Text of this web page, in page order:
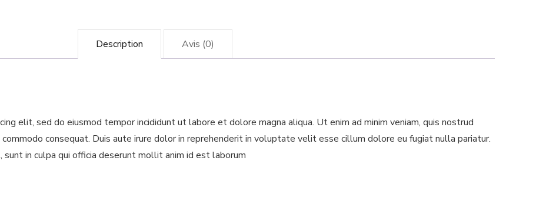
Description Avis (0)
elit, sed do eiusmod tempor incididunt ut labore et dolore magna aliqua. Ut enim ad minim veniam, quis nostrud
consequat. Duis aute irure dolor in reprehenderit in voluptate velit esse cillum dolore eu fugiat nulla pariatur.
in culpa qui officia deserunt mollit anim id est laborum